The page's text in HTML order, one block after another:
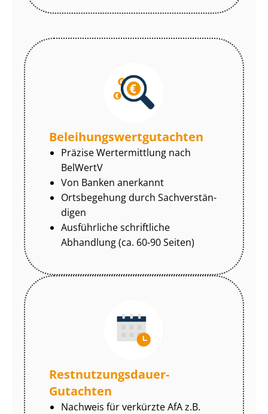
Be­lei­hungs­wert­gut­ach­ten
Präzise Wertermittlung nach
BelWertV
Von Banken anerkannt
Ortsbegehung durch Sach­ver­stän­
di­gen
Ausführliche schriftliche
Abhandlung (ca. 60-90 Seiten)
Rest­nut­zungs­dau­er-
Gutachten
Nachweis für verkürzte AfA z.B.